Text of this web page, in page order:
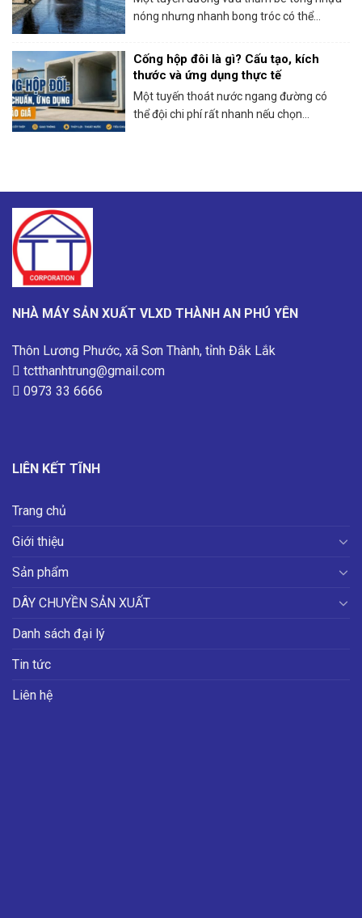
nóng nhưng nhanh bong tróc có thể...
Cống hộp đôi là gì? Cấu tạo, kích
thước và ứng dụng thực tế
Một tuyến thoát nước ngang đường có
thể đội chi phí rất nhanh nếu chọn...
NHÀ MÁY SẢN XUẤT VLXD THÀNH AN PHÚ YÊN
Thôn Lương Phước, xã Sơn Thành, tỉnh Đắk Lắk
tctthanhtrung@gmail.com
0973 33 6666
LIÊN KẾT TĨNH
Trang chủ
Giới thiệu
Sản phẩm
DÂY CHUYỀN SẢN XUẤT
Danh sách đại lý
Tin tức
Liên hệ